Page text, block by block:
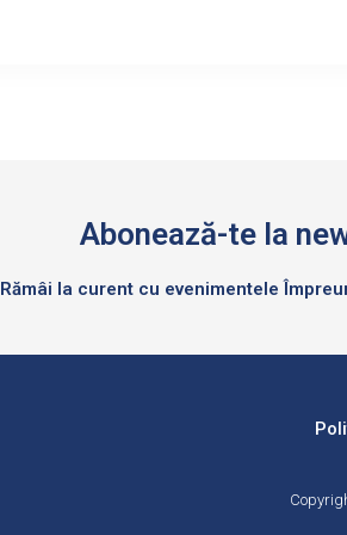
Abonează-te la
Rămâi la curent cu evenimentele